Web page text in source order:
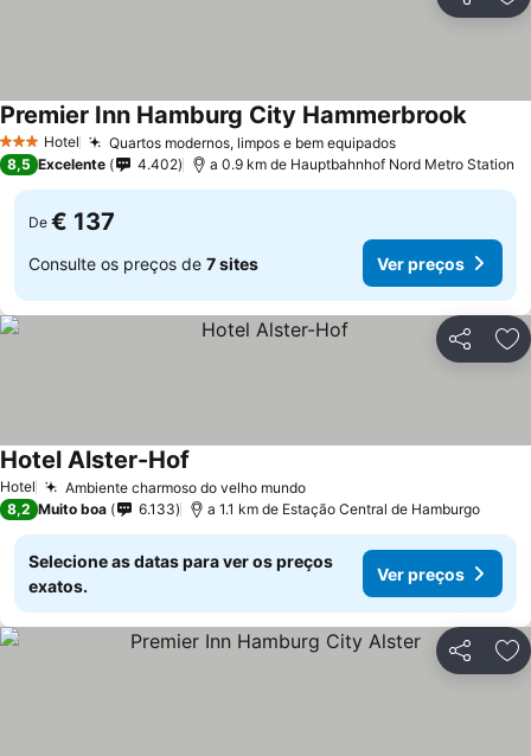
Partilhar
3 EstrelasHotel Quartos modernos, limpos e bem equipados
Premier Inn Hamburg City Hammerbrook
8,5 Excelente 4.402 a 0.9 km de Hauptbahnhof Nord Metro Station
De € 137
Consulte os preços de 7 sites Ver preços
Partilhar
Hotel Ambiente charmoso do velho mundo
Hotel Alster-Hof
8,2 Muito boa 6.133 a 1.1 km de Estação Central de Hamburgo
Selecione as datas para ver os preços
exatos.
Ver preços
Partilhar